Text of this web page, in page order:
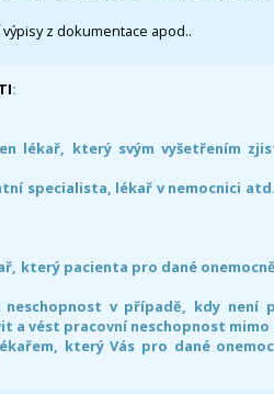
z dokumentace apod..
:
lékař, který svým vyšetřením
specialista, lékař v nemocnici
který pacienta pro dané
v případě, kdy není
a vést pracovní neschopnost
který Vás pro dané